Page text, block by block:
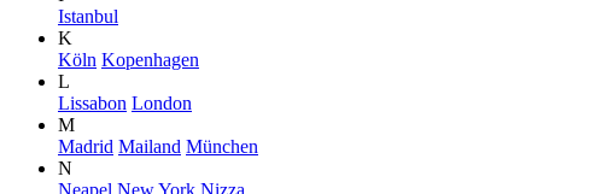
Istanbul
K
Köln Kopenhagen
L
Lissabon London
M
Madrid Mailand München
N
Neapel New York Nizza